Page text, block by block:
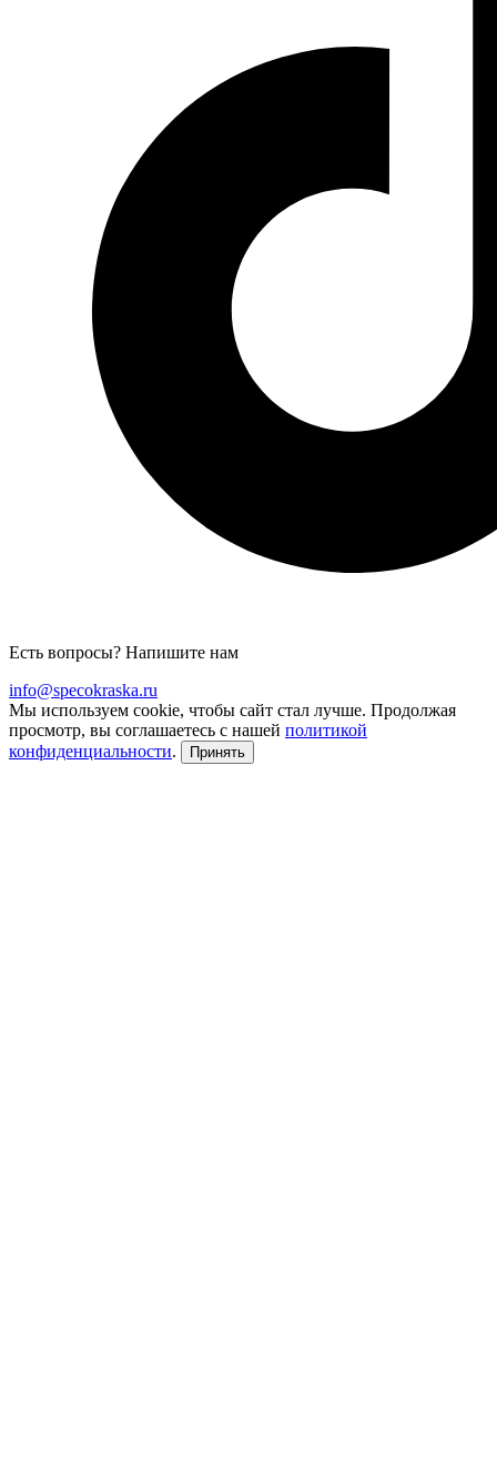
Есть вопросы? Напишите нам
info@specokraska.ru
Мы используем cookie, чтобы сайт стал лучше. Продолжая
просмотр, вы соглашаетесь с нашей политикой
конфиденциальности. Принять